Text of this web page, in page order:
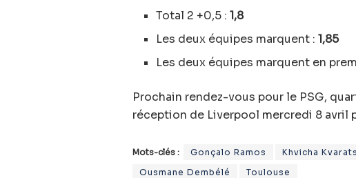
Total 2 +0,5 :1,8
Les deux équipes marquent :1,85
Les deux équipes marquent en
Prochain rendez-vous pour le PSG,
réception de Liverpool mercredi 8 avril
Mots-clés : Gonçalo Ramos Khvicha
Ousmane Dembélé
Toulouse